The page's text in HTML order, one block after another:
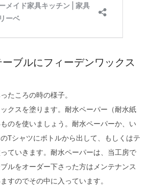
ブルにフィーデンワックス
たころの時の様子。
クスを塗ります。耐水ペーパー（耐水紙
のを使いましょう。耐水ペーパーか、い
Tシャツにボトルから出して、もしくはテ
ていきます。耐水ペーパーは、当工房で
ルをオーダー下さった方はメンテナンス
すのでその中に入っています。